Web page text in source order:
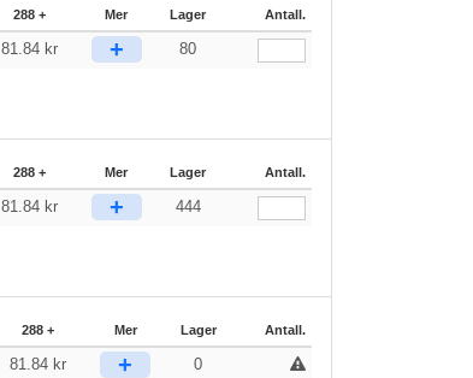
288 + Mer Lager Antall.
81.84 kr + 80
288 + Mer Lager Antall.
81.84 kr + 444
288 + Mer Lager Antall.
81.84 kr + 0